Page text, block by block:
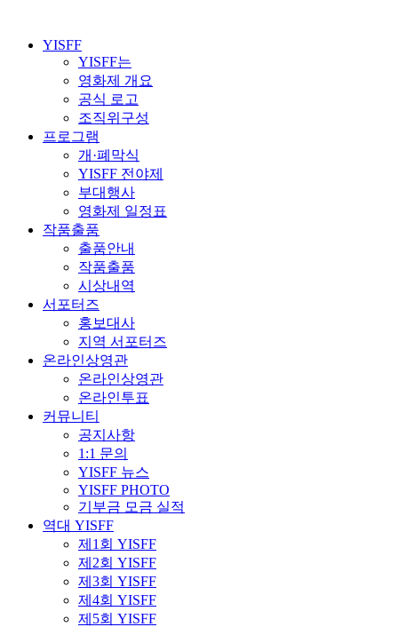
YISFF
YISFF는
영화제 개요
공식 로고
조직위구성
프로그램
개·폐막식
YISFF 전야제
부대행사
영화제 일정표
작품출품
출품안내
작품출품
시상내역
서포터즈
홍보대사
지역 서포터즈
온라인상영관
온라인상영관
온라인투표
커뮤니티
공지사항
1:1 문의
YISFF 뉴스
YISFF PHOTO
기부금 모금 실적
역대 YISFF
제1회 YISFF
제2회 YISFF
제3회 YISFF
제4회 YISFF
제5회 YISFF